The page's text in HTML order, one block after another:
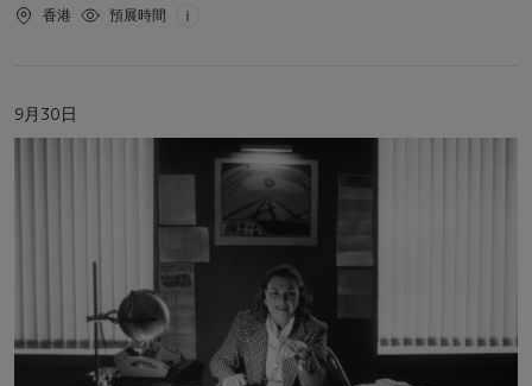
活
香港 預展時間
活
動
9月30日